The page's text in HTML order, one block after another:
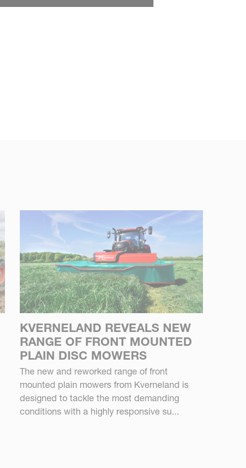
KVERNELAND REVEALS NEW
RANGE OF FRONT MOUNTED
PLAIN DISC MOWERS
The new and reworked range of front
mounted plain mowers from Kverneland is
designed to tackle the most demanding
conditions with a highly responsive su...